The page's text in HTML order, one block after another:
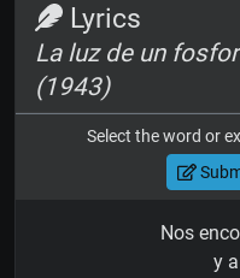
Lyrics
La luz de un
(1943)
Select the word or
Nos
y